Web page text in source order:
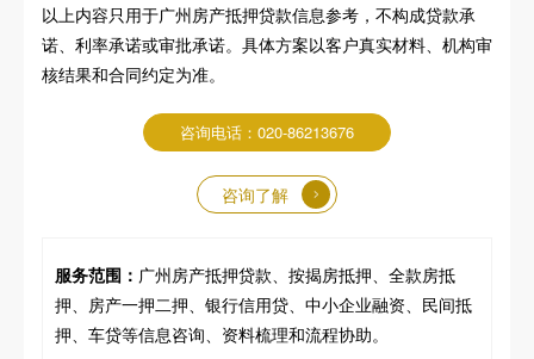
以上内容只用于广州房产抵押贷款信息参考，不构成贷款承
诺、利率承诺或审批承诺。具体方案以客户真实材料、机构审
核结果和合同约定为准。
咨询电话：020-86213676
咨询了解
服务范围： 广州房产抵押贷款、按揭房抵押、全款房抵
押、房产一押二押、银行信用贷、中小企业融资、民间抵
押、车贷等信息咨询、资料梳理和流程协助。